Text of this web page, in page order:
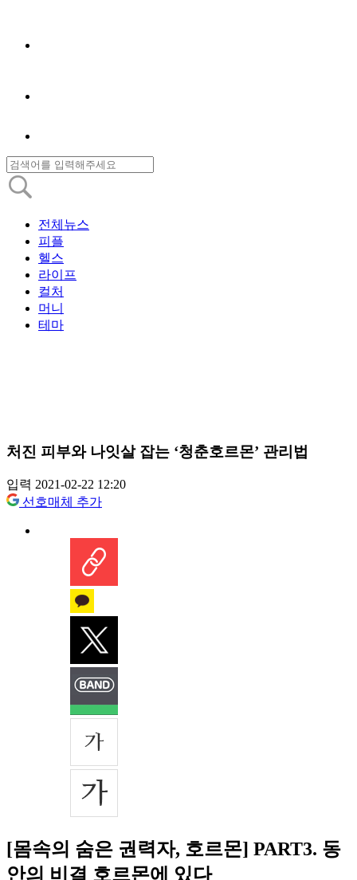
전체뉴스
피플
헬스
라이프
컬처
머니
테마
처진 피부와 나잇살 잡는 ‘청춘호르몬’ 관리법
입력 2021-02-22 12:20
선호매체 추가
[몸속의 숨은 권력자, 호르몬] PART3. 동
안의 비결 호르몬에 있다